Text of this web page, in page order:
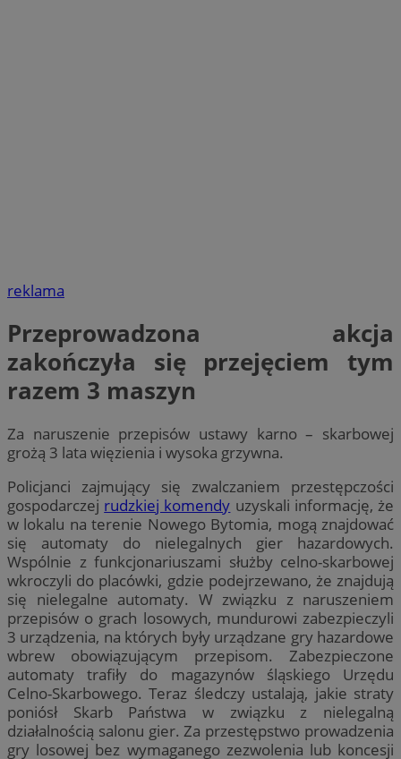
reklama
Przeprowadzona akcja
zakończyła się przejęciem tym
razem 3 maszyn
Za naruszenie przepisów ustawy karno – skarbowej
grożą 3 lata więzienia i wysoka grzywna.
Policjanci zajmujący się zwalczaniem przestępczości
gospodarczej rudzkiej komendy uzyskali informację, że
w lokalu na terenie Nowego Bytomia, mogą znajdować
się automaty do nielegalnych gier hazardowych.
Wspólnie z funkcjonariuszami służby celno-skarbowej
wkroczyli do placówki, gdzie podejrzewano, że znajdują
się nielegalne automaty. W związku z naruszeniem
przepisów o grach losowych, mundurowi zabezpieczyli
3 urządzenia, na których były urządzane gry hazardowe
wbrew obowiązującym przepisom. Zabezpieczone
automaty trafiły do magazynów śląskiego Urzędu
Celno-Skarbowego. Teraz śledczy ustalają, jakie straty
poniósł Skarb Państwa w związku z nielegalną
działalnością salonu gier. Za przestępstwo prowadzenia
gry losowej bez wymaganego zezwolenia lub koncesji